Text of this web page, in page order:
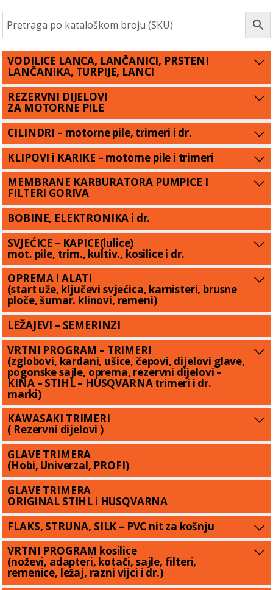
VODILICE LANCA, LANČANICI, PRSTENI
LANČANIKA, TURPIJE, LANCI
REZERVNI DIJELOVI
ZA MOTORNE PILE
CILINDRI – motorne pile, trimeri i dr.
KLIPOVI i KARIKE – motorne pile i trimeri
MEMBRANE KARBURATORA PUMPICE I
FILTERI GORIVA
BOBINE, ELEKTRONIKA i dr.
SVJEĆICE – KAPICE(lulice)
mot. pile, trim., kultiv., kosilice i dr.
OPREMA I ALATI
(start uže, ključevi svjećica, karnisteri, brusne
ploče, šumar. klinovi, remeni)
LEŽAJEVI – SEMERINZI
VRTNI PROGRAM – TRIMERI
(zglobovi, kardani, ušice, čepovi, dijelovi glave,
pogonske sajle, oprema, rezervni dijelovi –
KINA – STIHL – HUSQVARNA trimeri i dr.
marki)
KAWASAKI TRIMERI
( Rezervni dijelovi )
GLAVE TRIMERA
(Hobi, Univerzal, PROFI)
GLAVE TRIMERA
ORIGINAL STIHL i HUSQVARNA
FLAKS, STRUNA, SILK – PVC nit za košnju
VRTNI PROGRAM kosilice
(noževi, adapteri, kotači, sajle, filteri,
remenice, ležaj, razni vijci i dr.)